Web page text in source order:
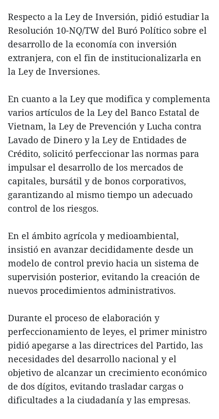
Respecto a la Ley de Inversión, pidió estudiar la
Resolución 10-NQ/TW del Buró Político sobre el
desarrollo de la economía con inversión
extranjera, con el fin de institucionalizarla en
la Ley de Inversiones.
En cuanto a la Ley que modifica y complementa
varios artículos de la Ley del Banco Estatal de
Vietnam, la Ley de Prevención y Lucha contra
Lavado de Dinero y la Ley de Entidades de
Crédito, solicitó perfeccionar las normas para
impulsar el desarrollo de los mercados de
capitales, bursátil y de bonos corporativos,
garantizando al mismo tiempo un adecuado
control de los riesgos.
En el ámbito agrícola y medioambiental,
insistió en avanzar decididamente desde un
modelo de control previo hacia un sistema de
supervisión posterior, evitando la creación de
nuevos procedimientos administrativos.
Durante el proceso de elaboración y
perfeccionamiento de leyes, el primer ministro
pidió apegarse a las directrices del Partido, las
necesidades del desarrollo nacional y el
objetivo de alcanzar un crecimiento económico
de dos dígitos, evitando trasladar cargas o
dificultades a la ciudadanía y las empresas.